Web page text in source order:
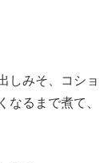
しみそ、コショ
なるまで煮て、